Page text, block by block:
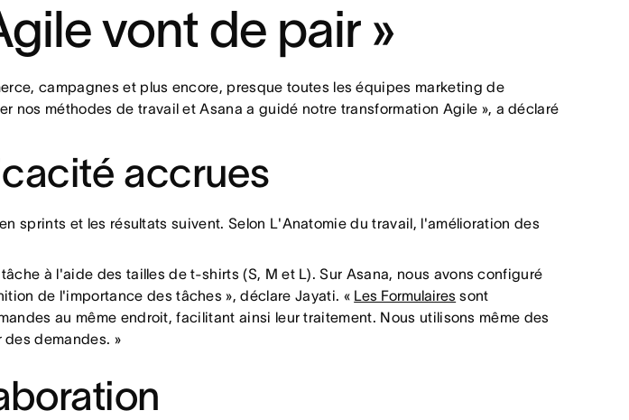
vont de pair »
campagnes et plus encore, presque toutes les équipes marketing de
nos méthodes de travail et Asana a guidé notre transformation Agile », a déclaré
accrues
sprints et les résultats suivent. Selon L'Anatomie du travail, l'amélioration des
à l'aide des tailles de t-shirts (S, M et L). Sur Asana, nous avons configuré
de l'importance des tâches », déclare Jayati. « Les Formulaires sont
au même endroit, facilitant ainsi leur traitement. Nous utilisons même des
des demandes. »